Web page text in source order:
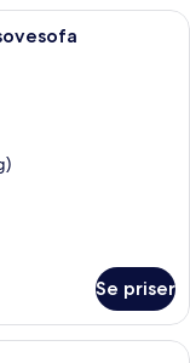
hotelværelse med stor
Se priser
hotelværelse med en